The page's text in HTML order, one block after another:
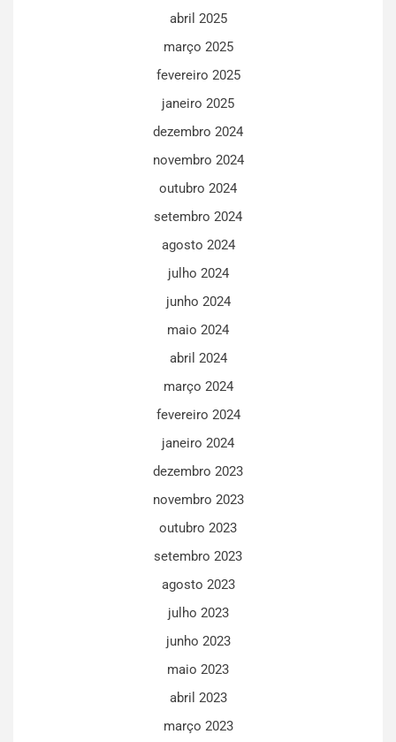
abril 2025
março 2025
fevereiro 2025
janeiro 2025
dezembro 2024
novembro 2024
outubro 2024
setembro 2024
agosto 2024
julho 2024
junho 2024
maio 2024
abril 2024
março 2024
fevereiro 2024
janeiro 2024
dezembro 2023
novembro 2023
outubro 2023
setembro 2023
agosto 2023
julho 2023
junho 2023
maio 2023
abril 2023
março 2023